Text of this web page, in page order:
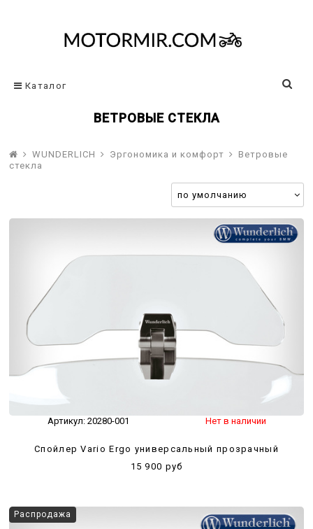
Каталог
ВЕТРОВЫЕ СТЕКЛА
WUNDERLICH Эргономика и комфорт
Ветровые
стекла
Артикул: 20280-001 Нет в наличии
Спойлер Vario Ergo универсальный прозрачный
15 900 руб
Распродажа